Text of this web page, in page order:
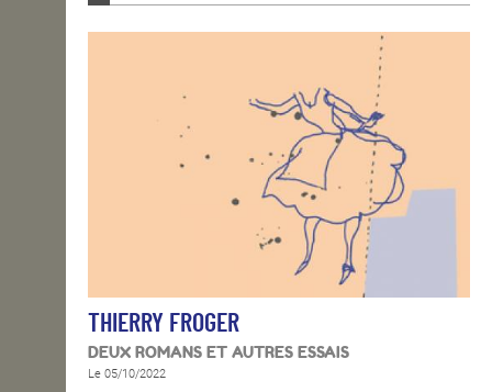
THIERRY FROGER
DEUX ROMANS ET AUTRES ESSAIS
Le 05/10/2022